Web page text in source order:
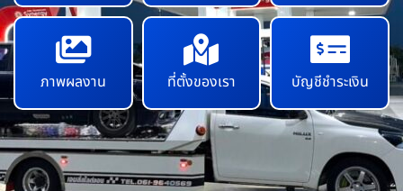
ภาพผลงาน ที่ตั้งของเรา บัญชีชำระเงิน